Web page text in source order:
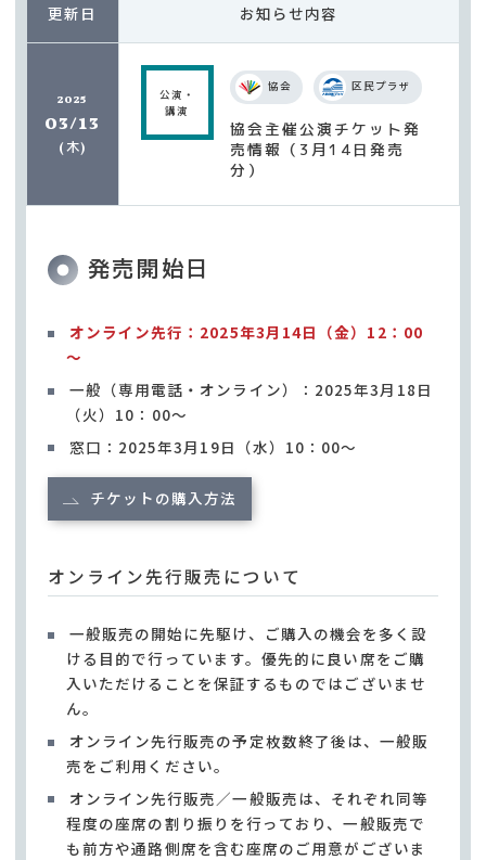
更新日 お知らせ内容
2025
03/13
(木)
公演・
講演
協会 区民プラザ
協会主催公演チケット発
売情報（3月14日発売
分）
発売開始日
オンライン先行：2025年3月14日（金）12：00
～
一般（専用電話・オンライン）：2025年3月18日
（火）10：00～
窓口：2025年3月19日（水）10：00～
チケットの購入方法
オンライン先行販売について
一般販売の開始に先駆け、ご購入の機会を多く設
ける目的で行っています。優先的に良い席をご購
入いただけることを保証するものではございませ
ん。
オンライン先行販売の予定枚数終了後は、一般販
売をご利用ください。
オンライン先行販売／一般販売は、それぞれ同等
程度の座席の割り振りを行っており、一般販売で
も前方や通路側席を含む座席のご用意がございま